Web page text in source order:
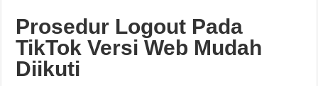
Prosedur Logout Pada
TikTok Versi Web Mudah
Diikuti